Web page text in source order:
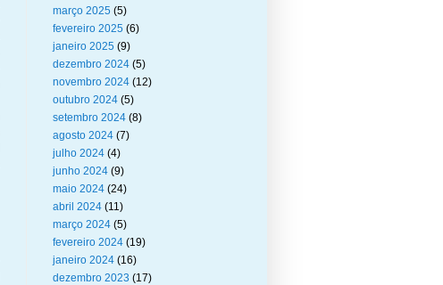
março 2025 (5)
fevereiro 2025 (6)
janeiro 2025 (9)
dezembro 2024 (5)
novembro 2024 (12)
outubro 2024 (5)
setembro 2024 (8)
agosto 2024 (7)
julho 2024 (4)
junho 2024 (9)
maio 2024 (24)
abril 2024 (11)
março 2024 (5)
fevereiro 2024 (19)
janeiro 2024 (16)
dezembro 2023 (17)